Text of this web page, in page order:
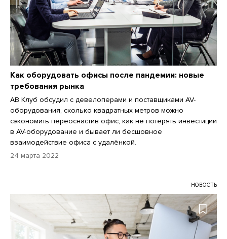
Как оборудовать офисы после пандемии: новые
требования рынка
АВ Клуб обсудил с девелоперами и поставщиками AV-
оборудования, сколько квадратных метров можно
сэкономить переоснастив офис, как не потерять инвестиции
в AV-оборудование и бывает ли бесшовное
взаимодействие офиса с удалёнкой.
24 марта 2022
НОВОСТЬ